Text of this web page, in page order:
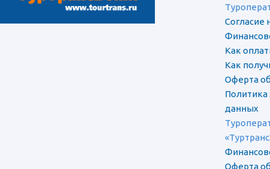
Согласие
Как
Как
Оферта об
данных
Оферта об